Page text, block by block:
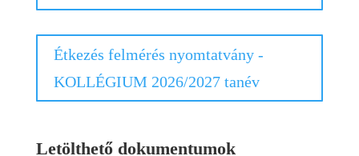
Étkezés felmérés nyomtatvány -
KOLLÉGIUM 2026/2027 tanév
Letölthető dokumentumok